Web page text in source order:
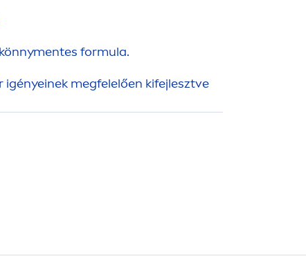
mentes formula.
igényeinek megfelelően kifejlesztve